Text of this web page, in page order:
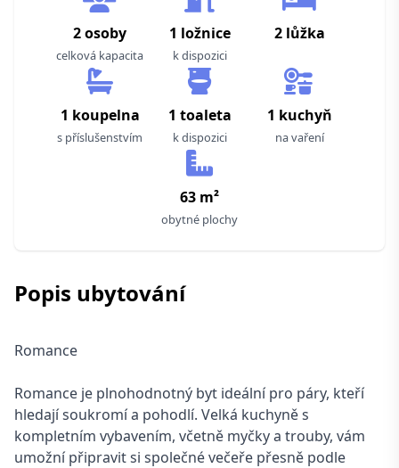
2 osoby
celková kapacita
1 ložnice
k dispozici
2 lůžka
1 koupelna
s příslušenstvím
1 toaleta
k dispozici
1 kuchyň
na vaření
63 m²
obytné plochy
Popis ubytování
Romance
Romance je plnohodnotný byt ideální pro páry, kteří
hledají soukromí a pohodlí. Velká kuchyně s
kompletním vybavením, včetně myčky a trouby, vám
umožní připravit si společné večeře přesně podle